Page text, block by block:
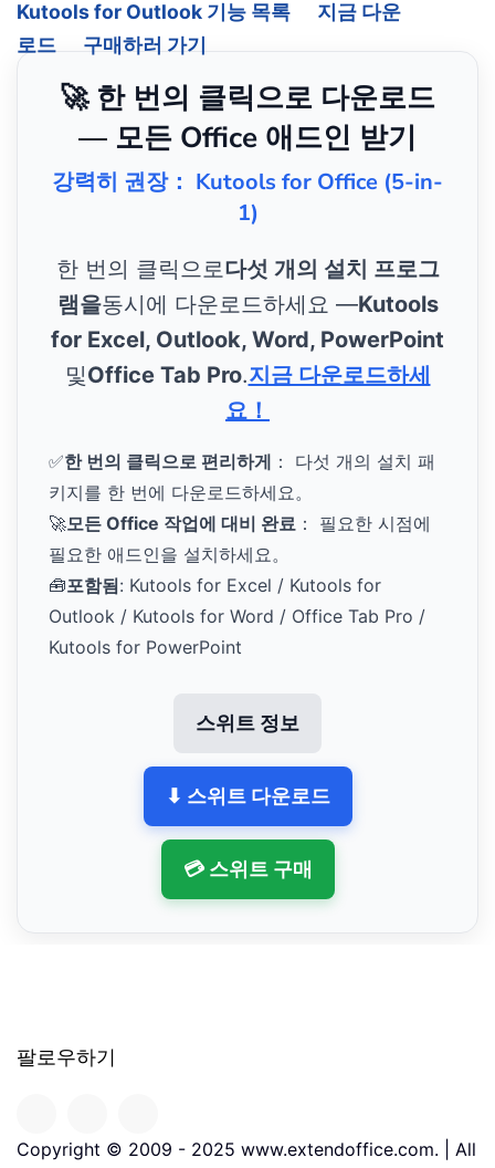
Kutools for Outlook 기능 목록
지금 다운
로드
구매하러 가기
🚀 한 번의 클릭으로 다운로드
— 모든 Office 애드인 받기
강력히 권장： Kutools for Office (5-in-
1)
한 번의 클릭으로다섯 개의 설치 프로그
램을동시에 다운로드하세요 —Kutools
for Excel, Outlook, Word, PowerPoint
및Office Tab Pro.지금 다운로드하세
요！
✅한 번의 클릭으로 편리하게 ： 다섯 개의 설치 패
키지를 한 번에 다운로드하세요。
🚀모든 Office 작업에 대비 완료 ： 필요한 시점에
필요한 애드인을 설치하세요。
🧰포함됨: Kutools for Excel / Kutools for
Outlook / Kutools for Word / Office Tab Pro /
Kutools for PowerPoint
스위트 정보
⬇ 스위트 다운로드
💳 스위트 구매
팔로우하기
Copyright © 2009 - 2025 www.extendoffice.com. | All